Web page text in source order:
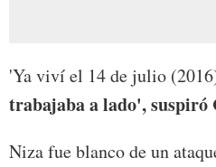
'Ya viví el 14 de julio
trabajaba a lado', suspiró
Niza fue blanco de un